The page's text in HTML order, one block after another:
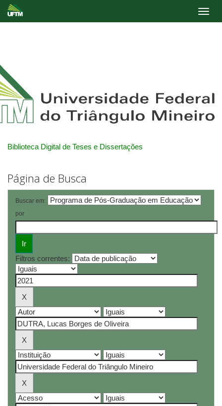
Biblioteca Digital de Teses e Dissertações
Página de Busca
Buscar em:
por
Filtros correntes: